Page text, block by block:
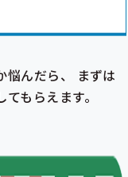
悩んだら、 まずは
もらえます。